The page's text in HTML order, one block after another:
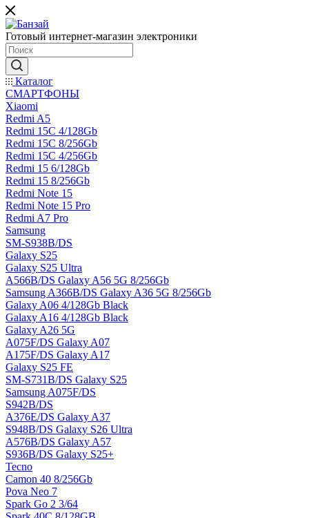
Готовый интернет-магазин электроники
Каталог
СМАРТФОНЫ
Xiaomi
Redmi A5
Redmi 15C 4/128Gb
Redmi 15C 8/256Gb
Redmi 15C 4/256Gb
Redmi 15 6/128Gb
Redmi 15 8/256Gb
Redmi Note 15
Redmi Note 15 Pro
Redmi A7 Pro
Samsung
SM-S938B/DS
Galaxy S25
Galaxy S25 Ultra
A566B/DS Galaxy A56 5G 8/256Gb
Samsung A366B/DS Galaxy A36 5G 8/256Gb
Galaxy A06 4/128Gb Black
Galaxy A16 4/128Gb Black
Galaxy A26 5G
A075F/DS Galaxy A07
A175F/DS Galaxy A17
Galaxy S25 FE
SM-S731B/DS Galaxy S25
Samsung A075F/DS
S942B/DS
A376E/DS Galaxy A37
S948B/DS Galaxy S26 Ultra
A576B/DS Galaxy A57
S936B/DS Galaxy S25+
Tecno
Camon 40 8/256Gb
Pova Neo 7
Spark Go 2 3/64